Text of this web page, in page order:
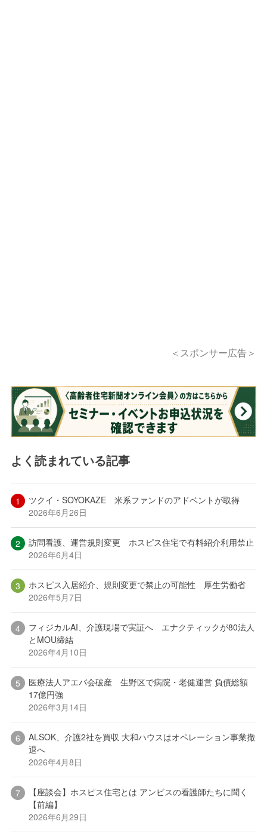
＜スポンサー広告＞
よく読まれている記事
ツクイ・SOYOKAZE 米系ファンドのアドベントが取得
2026年6月26日
訪問看護、運営規則変更 ホスピス住宅で有料紹介利用禁止
2026年6月4日
ホスピス入居紹介、規則変更で禁止の可能性 厚生労働省
2026年5月7日
フィジカルAI、介護現場で実証へ エナクティックが80法人
とMOU締結
2026年4月10日
医療法人アエバ会破産 生野区で病院・老健運営 負債総額
17億円強
2026年3月14日
ALSOK、介護2社を買収 大和ハウスはオペレーション事業撤
退へ
2026年4月8日
【座談会】ホスピス住宅とは アンビスの看護師たちに聞く
【前編】
2026年6月29日